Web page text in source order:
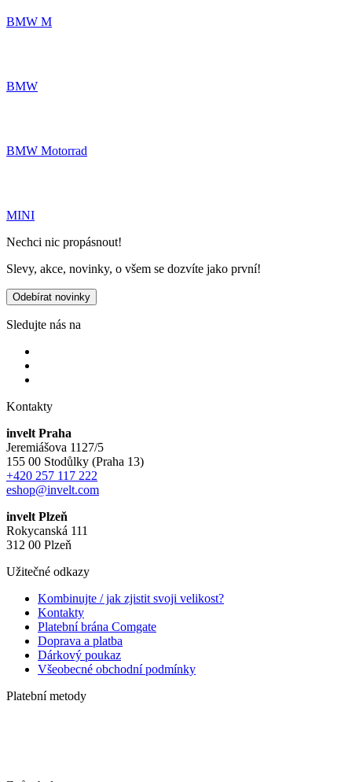
BMW M
BMW
BMW Motorrad
MINI
Nechci nic propásnout!
Slevy, akce, novinky, o všem se dozvíte jako první!
Odebírat novinky
Sledujte nás na
Kontakty
invelt Praha
Jeremiášova 1127/5
155 00 Stodůlky (Praha 13)
+420 257 117 222
eshop@invelt.com
invelt Plzeň
Rokycanská 111
312 00 Plzeň
Užitečné odkazy
Kombinujte / jak zjistit svoji velikost?
Kontakty
Platební brána Comgate
Doprava a platba
Dárkový poukaz
Všeobecné obchodní podmínky
Platební metody